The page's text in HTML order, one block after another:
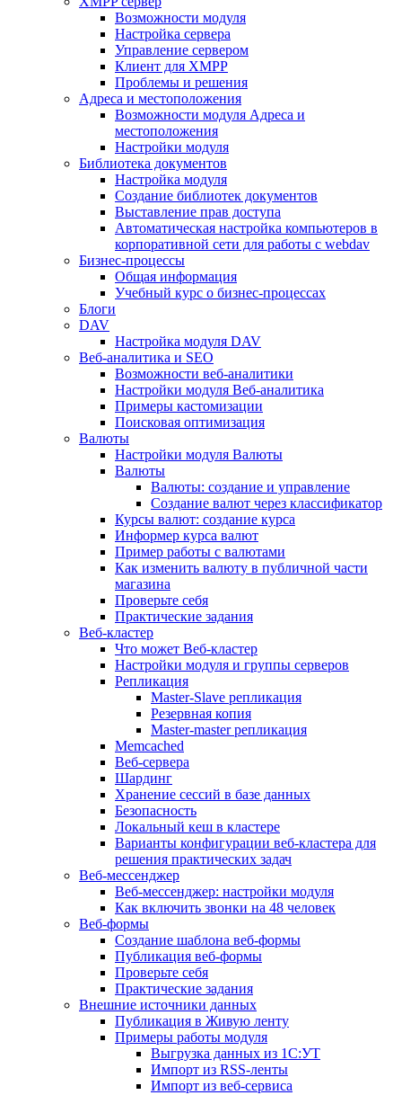
Возможности модуля
Настройка сервера
Управление сервером
Клиент для XMPP
Проблемы и решения
Адреса и местоположения
Возможности модуля Адреса и
местоположения
Настройки модуля
Библиотека документов
Настройка модуля
Создание библиотек документов
Выставление прав доступа
Автоматическая настройка компьютеров в
корпоративной сети для работы с webdav
Бизнес-процессы
Общая информация
Учебный курс о бизнес-процессах
Блоги
DAV
Настройка модуля DAV
Веб-аналитика и SEO
Возможности веб-аналитики
Настройки модуля Веб-аналитика
Примеры кастомизации
Поисковая оптимизация
Валюты
Настройки модуля Валюты
Валюты
Валюты: создание и управление
Создание валют через классификатор
Курсы валют: создание курса
Информер курса валют
Пример работы с валютами
Как изменить валюту в публичной части
магазина
Проверьте себя
Практические задания
Веб-кластер
Что может Веб-кластер
Настройки модуля и группы серверов
Репликация
Master-Slave репликация
Резервная копия
Master-master репликация
Memcached
Веб-сервера
Шардинг
Хранение сессий в базе данных
Безопасность
Локальный кеш в кластере
Варианты конфигурации веб-кластера для
решения практических задач
Веб-мессенджер
Веб-мессенджер: настройки модуля
Как включить звонки на 48 человек
Веб-формы
Создание шаблона веб-формы
Публикация веб-формы
Проверьте себя
Практические задания
Внешние источники данных
Публикация в Живую ленту
Примеры работы модуля
Выгрузка данных из 1С:УТ
Импорт из RSS-ленты
Импорт из веб-сервиса